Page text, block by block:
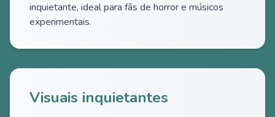
inquietante, ideal para fãs de horror e músicos
experimentais.
Visuais inquietantes